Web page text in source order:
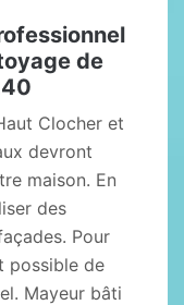
de
Clocher et
devront
maison. En
des
Pour
possible de
Mayeur bâti